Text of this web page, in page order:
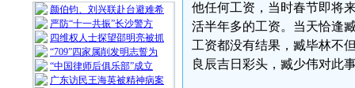
颜伯钧、刘兴联赴台避难希
严防“十一共振”长沙警方
四维权人士探望邵明亮被抓
“709”四家属削发明志誓为
“中国律师后俱乐部”成立
广东访民王海英被精神病案
他任何工资，当时春节即将
活半年多的工资。当天恰逢
工资都没有结果，臧毕林不
良辰吉日彩头，臧少伟对此